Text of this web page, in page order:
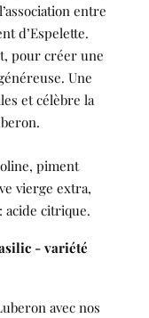
entre
d’Espelette.
pour créer une
Une
et célèbre la
piment
vierge extra,
acide citrique.
- variété
avec nos